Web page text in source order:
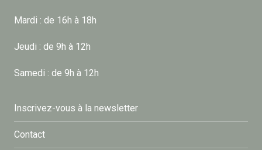
Mardi : de 16h à 18h
Jeudi : de 9h à 12h
Samedi : de 9h à 12h
Inscrivez-vous à la newsletter
Contact